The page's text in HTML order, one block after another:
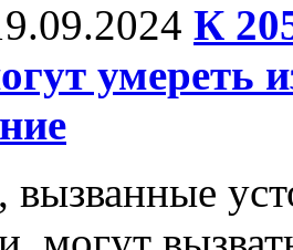
К
умереть